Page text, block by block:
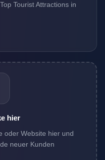
Tourist Attractions in
hier
oder Website hier und
neuer Kunden